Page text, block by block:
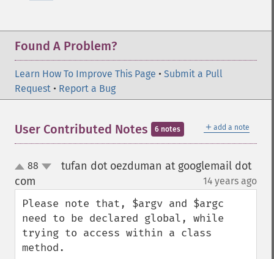
Found A Problem?
Learn How To Improve This Page • Submit a Pull
Request • Report a Bug
＋ add a note
User Contributed Notes 6 notes
up88
tufan dot oezduman at googlemail dot
com
14 years ago
Please note that, $argv and $argc
need to be declared global, while
trying to access within a class
method.